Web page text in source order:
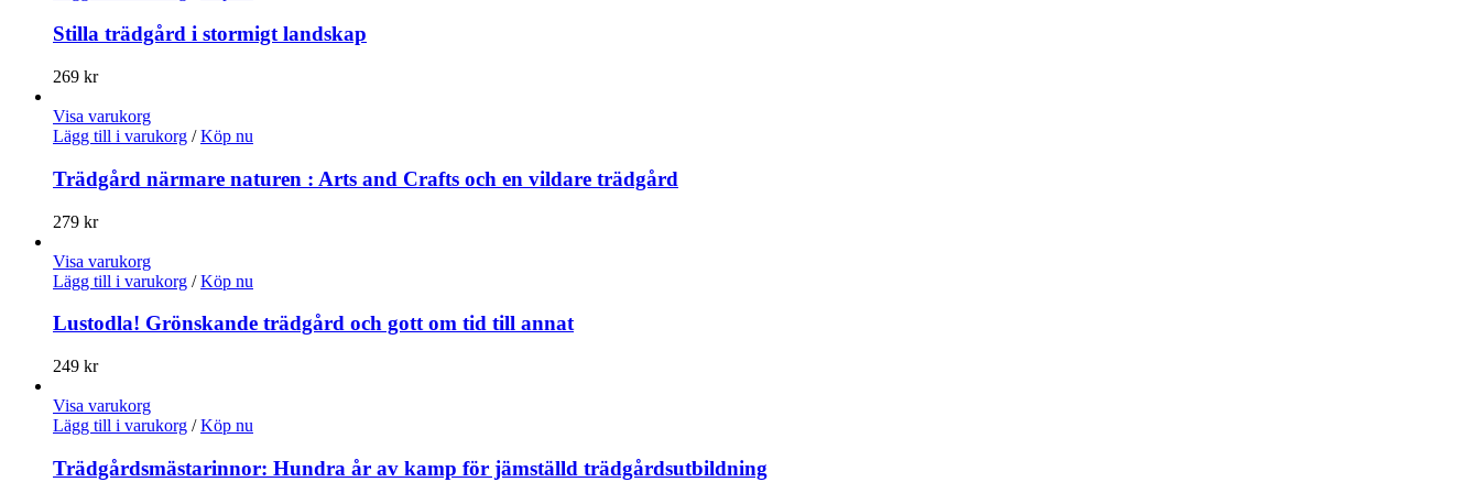
Stilla trädgård i stormigt landskap
269 kr
Visa varukorg
Lägg till i varukorg / Köp nu
Trädgård närmare naturen : Arts and Crafts och en vildare trädgård
279 kr
Visa varukorg
Lägg till i varukorg / Köp nu
Lustodla! Grönskande trädgård och gott om tid till annat
249 kr
Visa varukorg
Lägg till i varukorg / Köp nu
Trädgårdsmästarinnor: Hundra år av kamp för jämställd trädgårdsutbildning